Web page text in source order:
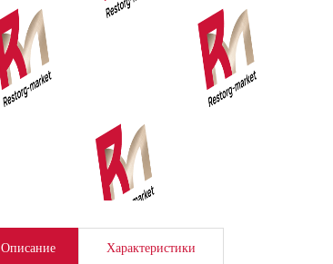
Описание Характеристики